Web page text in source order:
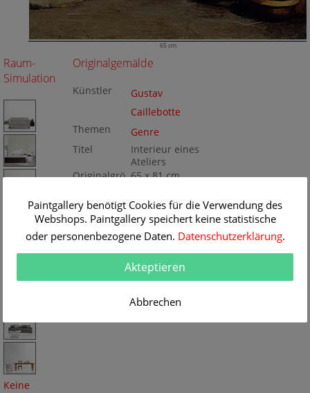
65 cm
Raum-
Simulation
Keine
Originalgemälde
Künstler
Gustav
Caillebotte
Themen
Genre
Titel
Interieur eines
Ateliers
Originalgrö 65 x 81 cm
Öl/Leinwand
Gemälde
Nr
BA176792
Paintgallery benötigt Cookies für die Verwendung des
Webshops. Paintgallery speichert keine statistische
oder personenbezogene Daten. Datenschutzerklärung.
Akteptieren
Abbrechen